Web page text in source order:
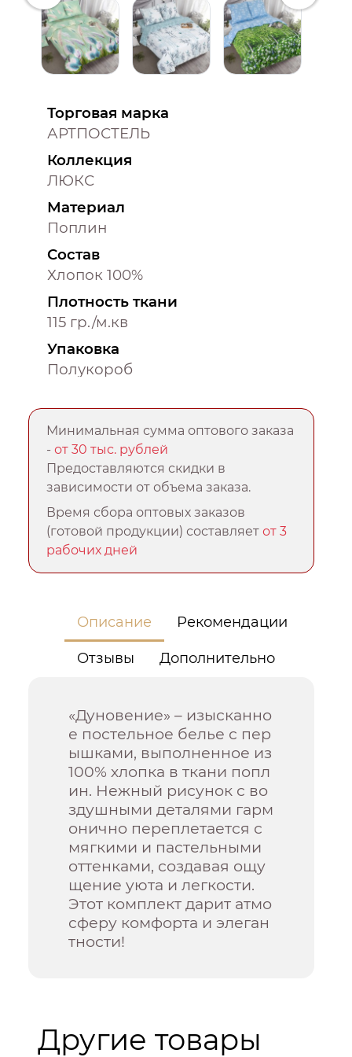
Торговая марка
АРТПОСТЕЛЬ
Коллекция
ЛЮКС
Материал
Поплин
Состав
Хлопок 100%
Плотность ткани
115 гр./м.кв
Упаковка
Полукороб
Минимальная сумма оптового заказа
-от 30 тыс. рублей
Предоставляются скидки в
зависимости от объема заказа.
Время сбора оптовых заказов
(готовой продукции) составляетот 3
рабочих дней
Описание Рекомендации
Отзывы Дополнительно
«Дуновение» – изысканно
е постельное белье с пер
ышками, выполненное из
100% хлопка в ткани попл
ин. Нежный рисунок с во
здушными деталями гарм
онично переплетается с
мягкими и пастельными
оттенками, создавая ощу
щение уюта и легкости.
Этот комплект дарит атмо
сферу комфорта и элеган
тности!
Другие товары